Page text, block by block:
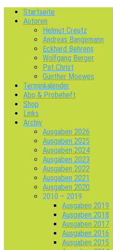
Startseite
Autoren
Helmut Creutz
Andreas Bangemann
Eckhard Behrens
Wolfgang Berger
Pat Christ
Günther Moewes
Terminkalender
Abo & Probeheft
Shop
Links
Archiv
Ausgaben 2026
Ausgaben 2025
Ausgaben 2024
Ausgaben 2023
Ausgaben 2022
Ausgaben 2021
Ausgaben 2020
2010 – 2019
Ausgaben 2019
Ausgaben 2018
Ausgaben 2017
Ausgaben 2016
Ausgaben 2015